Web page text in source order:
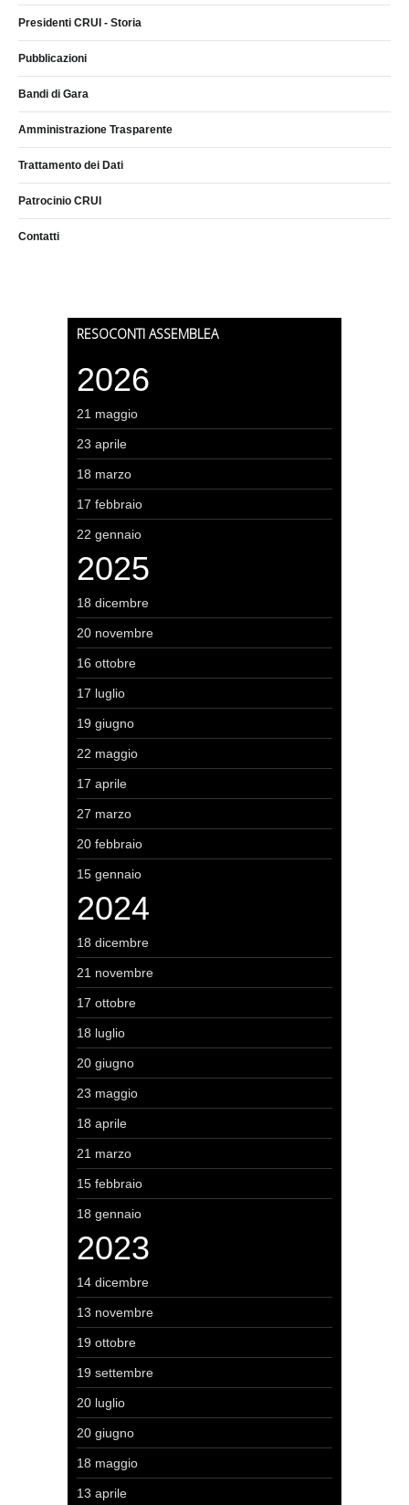
Presidenti CRUI - Storia
Pubblicazioni
Bandi di Gara
Amministrazione Trasparente
Trattamento dei Dati
Patrocinio CRUI
Contatti
RESOCONTI ASSEMBLEA
2026
21 maggio
23 aprile
18 marzo
17 febbraio
22 gennaio
2025
18 dicembre
20 novembre
16 ottobre
17 luglio
19 giugno
22 maggio
17 aprile
27 marzo
20 febbraio
15 gennaio
2024
18 dicembre
21 novembre
17 ottobre
18 luglio
20 giugno
23 maggio
18 aprile
21 marzo
15 febbraio
18 gennaio
2023
14 dicembre
13 novembre
19 ottobre
19 settembre
20 luglio
20 giugno
18 maggio
13 aprile